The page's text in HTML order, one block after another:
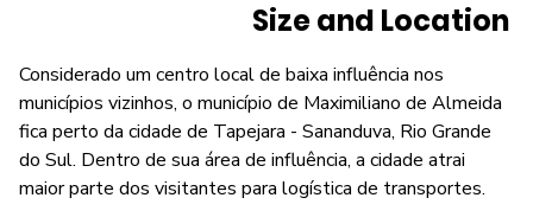
Size and Location
Considerado um centro local de baixa influência nos
municípios vizinhos, o município de Maximiliano de Almeida
fica perto da cidade de Tapejara - Sananduva, Rio Grande
do Sul. Dentro de sua área de influência, a cidade atrai
maior parte dos visitantes para logística de transportes.